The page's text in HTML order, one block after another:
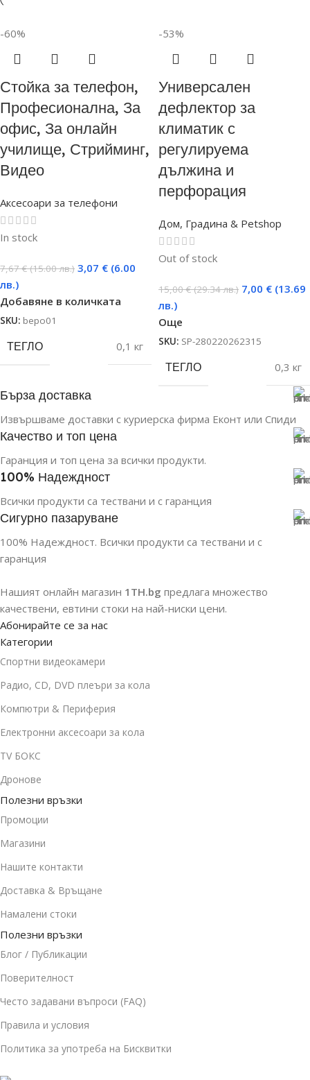
-60%
Стойка за телефон,
Професионална, За
офис, За онлайн
училище, Стрийминг,
Видео
Аксесоари за телефони
In stock
7,67€ (15.00 лв.) 3,07 € (6.00
лв.)
Добавяне в количката
SKU: bepo01
ТЕГЛО 0,1 кг
-53%
Универсален
дефлектор за
климатик с
регулируема
дължина и
перфорация
Дом, Градина & Petshop
Out of stock
15,00€ (29.34 лв.) 7,00 € (13.69
лв.)
Още
SKU: SP-280220262315
ТЕГЛО 0,3 кг
Бърза доставка
Извършваме доставки с куриерска фирма Еконт или Спиди
Качество и топ цена
Гаранция и топ цена за всички продукти.
100% Надеждност
Всички продукти са тествани и с гаранция
Сигурно пазаруване
100% Надеждност. Всички продукти са тествани и с
гаранция
Нашият онлайн магазин 1TH.bg предлага множество
качествени, евтини стоки на най-ниски цени.
Абонирайте се за нас
Категории
Спортни видеокамери
Радио, CD, DVD плеъри за кола
Компютри & Периферия
Електронни аксесоари за кола
TV БОКС
Дронове
Полезни връзки
Промоции
Магазини
Нашите контакти
Доставка & Връщане
Намалени стоки
Полезни връзки
Блог / Публикации
Поверителност
Често задавани въпроси (FAQ)
Правила и условия
Политика за употреба на Бисквитки